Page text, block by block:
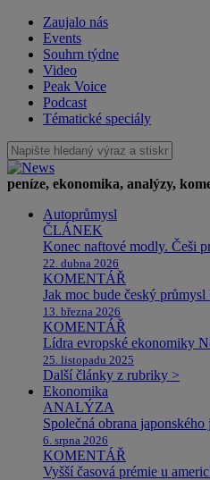
Zaujalo nás
Events
Souhrn týdne
Video
Peak Voice
Podcast
Tématické speciály
peníze, ekonomika, analýzy,
Autoprůmysl
ČLÁNEK
Konec naftové modly. Češi
22. dubna 2026
KOMENTÁŘ
Jak moc bude český
13. března 2026
KOMENTÁŘ
Lídra evropské ekonomiky
25. listopadu 2025
Další články z rubriky >
Ekonomika
ANALÝZA
Společná obrana
6. srpna 2026
KOMENTÁŘ
Vyšší časová prémie u